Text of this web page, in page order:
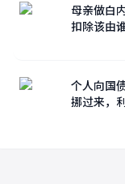
母亲做白
扣除该由
个人向国
挪过来，